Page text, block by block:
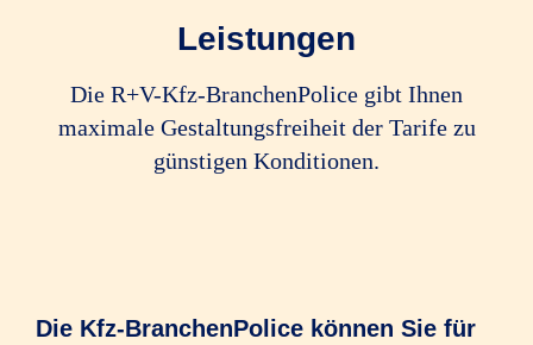
Leistungen
Die R+V-Kfz-BranchenPolice gibt Ihnen
maximale Gestaltungsfreiheit der Tarife zu
günstigen Konditionen.
Die Kfz-BranchenPolice können Sie für